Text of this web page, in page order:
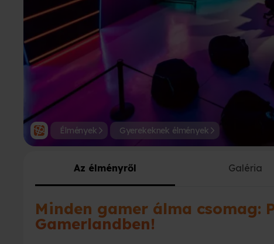
Élmények Gyerekeknek élmények
Az élményről Galéria
Minden gamer álma csomag:
Gamerlandben!